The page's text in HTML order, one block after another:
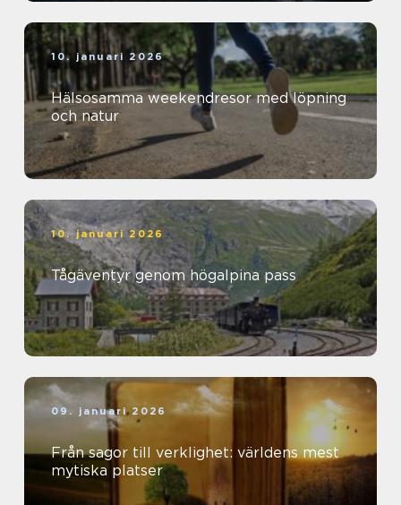
10. januari 2026
Hälsosamma weekendresor med löpning
och natur
10. januari 2026
Tågäventyr genom högalpina pass
09. januari 2026
Från sagor till verklighet: världens mest
mytiska platser